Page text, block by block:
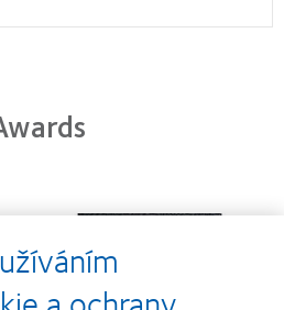
Learn
about
Kontaktní
čočky